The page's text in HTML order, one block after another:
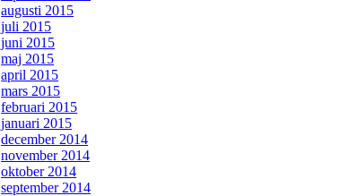
augusti 2015
juli 2015
juni 2015
maj 2015
april 2015
mars 2015
februari 2015
januari 2015
december 2014
november 2014
oktober 2014
september 2014